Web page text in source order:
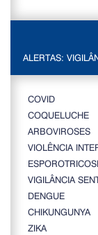
ALERTAS:
COVID
COQUELUCHE
ARBOVIROSES
VIOLÊNCIA
VIGILÂNCIA
DENGUE
CHIKUNGUNYA
ZIKA